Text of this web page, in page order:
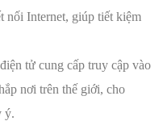
nối Internet, giúp tiết kiệm
tử cung cấp truy cập vào
nơi trên thế giới, cho
ý.